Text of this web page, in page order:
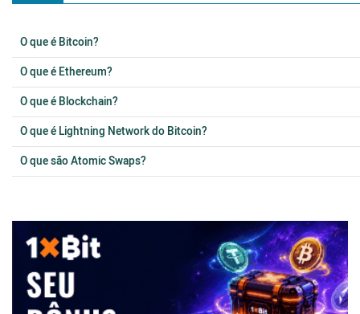
O que é Bitcoin?
O que é Ethereum?
O que é Blockchain?
O que é Lightning Network do Bitcoin?
O que são Atomic Swaps?